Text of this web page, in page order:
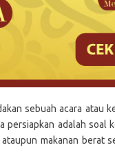
sebuah acara atau
persiapkan adalah soal
ataupun makanan berat